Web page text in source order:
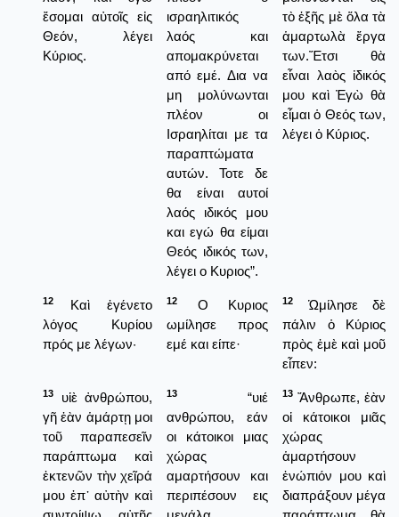
ἔσομαι αὐτοῖς εἰς
Θεόν, λέγει
Κύριος.
ισραηλιτικός
λαός και
απομακρύνεται
από εμέ. Δια να
μη μολύνωνται
πλέον οι
Ισραηλίται με τα
παραπτώματα
αυτών. Τοτε δε
θα είναι αυτοί
λαός ιδικός μου
και εγώ θα είμαι
Θεός ιδικός των,
λέγει ο Κυριος”.
τὸ ἑξῆς μὲ ὅλα τὰ
ἁμαρτωλὰ ἔργα
των.Ἔτσι θὰ
εἶναι λαὸς ἰδικός
μου καὶ Ἐγὼ θὰ
εἶμαι ὁ Θεός των,
λέγει ὁ Κύριος.
12
Καὶ ἐγένετο
λόγος Κυρίου
πρός με λέγων·
12
Ο Κυριος
ωμίλησε προς
εμέ και είπε·
12
Ὡμίλησε δὲ
πάλιν ὁ Κύριος
πρὸς ἐμὲ καὶ μοῦ
εἶπεν:
13
υἱὲ ἀνθρώπου,
γῆ ἐὰν ἁμάρτῃ μοι
τοῦ παραπεσεῖν
παράπτωμα καὶ
ἐκτενῶν τὴν χεῖρά
μου ἐπ᾿ αὐτὴν καὶ
13
“υιέ
ανθρώπου, εάν
οι κάτοικοι μιας
χώρας
αμαρτήσουν και
περιπέσουν εις
13 Ἄνθρωπε, ἐὰν
οἱ κάτοικοι μιᾶς
χώρας
ἁμαρτήσουν
ἐνώπιόν μου καὶ
διαπράξουν μέγα